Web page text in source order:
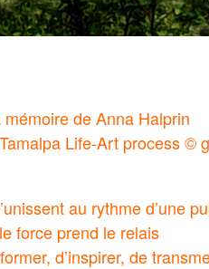
de Anna Halprin
Life-Art process ©
au rythme d’une
force prend le relais
d’inspirer, de